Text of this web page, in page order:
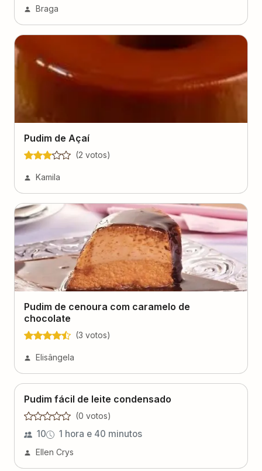
Braga
Pudim de Açaí
(2 votos)
Kamila
Pudim de cenoura com caramelo de
chocolate
(3 votos)
Elisângela
Pudim fácil de leite condensado
(0 votos)
10 1 hora e 40 minutos
Ellen Crys